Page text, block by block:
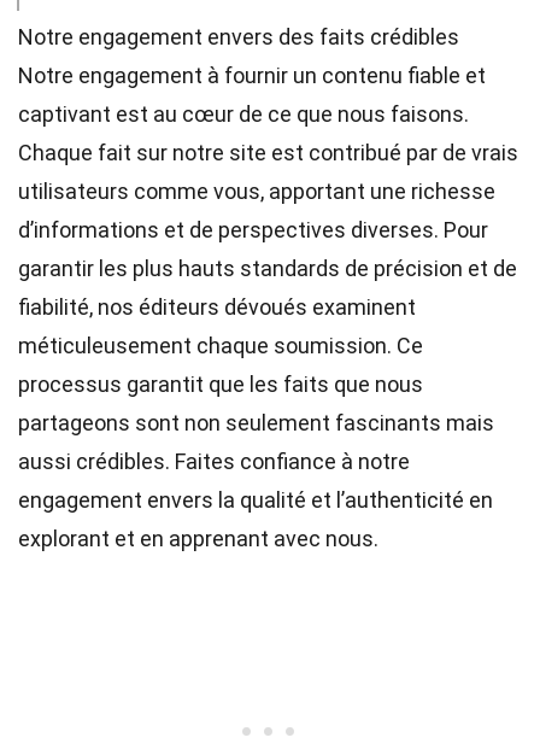
Notre engagement envers des faits crédibles
Notre engagement à fournir un contenu fiable et
captivant est au cœur de ce que nous faisons.
Chaque fait sur notre site est contribué par de vrais
utilisateurs comme vous, apportant une richesse
d’informations et de perspectives diverses. Pour
garantir les plus hauts standards de précision et de
fiabilité, nos éditeurs dévoués examinent
méticuleusement chaque soumission. Ce
processus garantit que les faits que nous
partageons sont non seulement fascinants mais
aussi crédibles. Faites confiance à notre
engagement envers la qualité et l’authenticité en
explorant et en apprenant avec nous.